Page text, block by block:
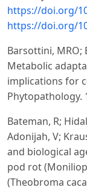
https://doi.org/
https://doi.org/
Barsottini, MRO;
Metabolic
implications for
Phytopathology.
Bateman, R;
Adonijah, V;
and biological
pod rot
(Theobroma